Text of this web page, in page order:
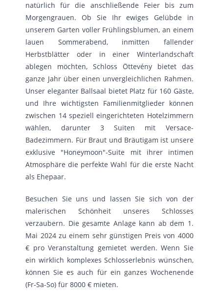
natürlich für die anschließende Feier bis zum
Morgengrauen. Ob Sie Ihr ewiges Gelübde in
unserem Garten voller Frühlingsblumen, an einem
lauen Sommerabend, inmitten fallender
Herbstblätter oder in einer Winterlandschaft
ablegen möchten, Schloss Öttevény bietet das
ganze Jahr über einen unvergleichlichen Rahmen.
Unser eleganter Ballsaal bietet Platz für 160 Gäste,
und Ihre wichtigsten Familienmitglieder können
zwischen 14 speziell eingerichteten Hotelzimmern
wählen, darunter 3 Suiten mit Versace-
Badezimmern. Für Braut und Bräutigam ist unsere
exklusive "Honeymoon"-Suite mit ihrer intimen
Atmosphäre die perfekte Wahl für die erste Nacht
als Ehepaar.
Besuchen Sie uns und lassen Sie sich von der
malerischen Schönheit unseres Schlosses
verzaubern. Die gesamte Anlage kann ab dem 1.
Mai 2024 zu einem sehr günstigen Preis von 4000
€ pro Veranstaltung gemietet werden. Wenn Sie
ein wirklich komplexes Schlosserlebnis wünschen,
können Sie es auch für ein ganzes Wochenende
(Fr-Sa-So) für 8000 € mieten.